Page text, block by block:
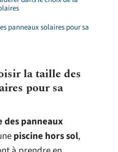
panneaux solaires pour sa
la taille des
pour sa
des panneaux
piscine hors sol,